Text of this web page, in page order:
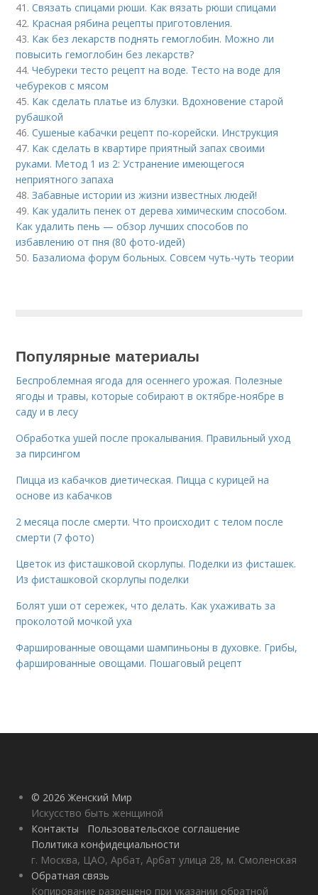
41.Связать спицами рюши. Как вязать рюши спицами
42. Красная рябина рецепты приготовления.
43. Как без лекарств поднять гемоглобин. Можно ли
повысить гемоглобин без лекарств?
44.Чебуреки тесто рецепт на воде. Тесто на воде для
чебуреков с мясом
45. Как сделать платье из блузки. Вдохновение старой
рубашкой
46.Сушеные кабачки рецепт по-корейски. Инструкция
47. Как сделать в квартире приятный запах своими
руками. Метод 1 из 2: Устранение имеющегося
неприятного запаха
48.Забавные истории из жизни известных людей!
49. Как удалить пенек от дерева химическим способом.
Как удалить пень — обзор лучших способов по
избавлению от пня (80 фото-идей)
50. Базалиома форум больных. Совсем чуть-чуть теории
Популярные материалы
Беспроблемная ягода для осеннего урожая. Полезные
ягоды и травы, которые собирают в октябре-ноябре в
саду и в лесу
Обработка ушей после прокалывания. Правильный уход
за пирсингом
Пицца из кабачков диетическая. Пицца с курицей на
основе из кабачков
2 месяца после смерти. Что происходит с телом после
смерти (7 фото)
Цветок из фисташковой скорлупы. Поделки из фисташек.
Из фисташковой скорлупы поделки
Болят уши от сережек, что делать. Как ухаживать за
проколотой мочкой уха
Фаршированные овощами шампиньоны в духовке. Грибы,
фаршированные овощами. Пошаговый рецепт
© 2026 Женский Мир
Искусство быть женщиной
Контакты
Пользовательское соглашение
Политика конфидециальности
г. Москва, ЦАО, Арбат, Арбат улица 28, м. Смоленская
Обратная связь
Копирование разрешено при указании обратной